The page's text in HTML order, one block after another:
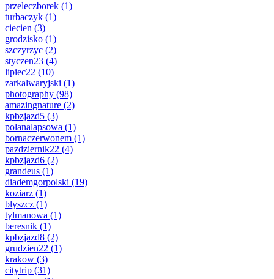
przeleczborek (1)
turbaczyk (1)
ciecien (3)
grodzisko (1)
szczyrzyc (2)
styczen23 (4)
lipiec22 (10)
zarkalwaryjski (1)
photography (98)
amazingnature (2)
kpbzjazd5 (3)
polanalapsowa (1)
bornaczerwonem (1)
pazdziernik22 (4)
kpbzjazd6 (2)
grandeus (1)
diademgorpolski (19)
koziarz (1)
blyszcz (1)
tylmanowa (1)
beresnik (1)
kpbzjazd8 (2)
grudzien22 (1)
krakow (3)
citytrip (31)